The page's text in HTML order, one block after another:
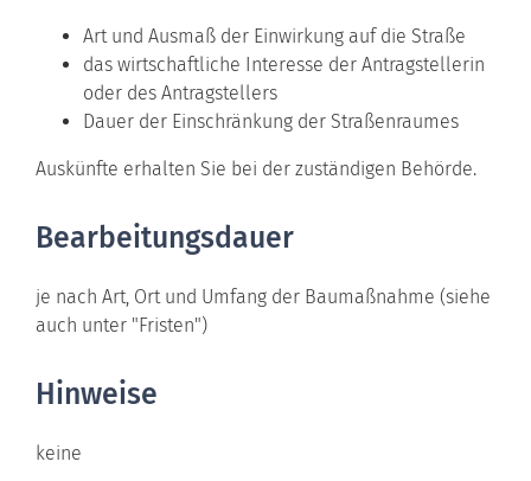
Art und Ausmaß der Einwirkung auf die Straße
das wirtschaftliche Interesse der Antragstellerin
oder des Antragstellers
Dauer der Einschränkung der Straßenraumes
Auskünfte erhalten Sie bei der zuständigen Behörde.
Bearbeitungsdauer
je nach Art, Ort und Umfang der Baumaßnahme (siehe
auch unter "Fristen")
Hinweise
keine